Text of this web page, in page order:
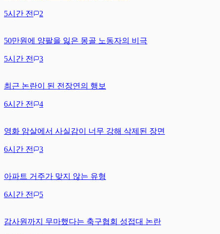
5시간 전 2
50만원에 양팔을 잃은 몽골 노동자의 비극
5시간 전 3
최근 논란이 된 전장연의 행보
6시간 전 4
영화 암살에서 사실감이 너무 강해 삭제된 장면
6시간 전 3
아파트 거주가 맞지 않는 유형
6시간 전 5
감사원까지 무마했다는 축구협회 성접대 논란